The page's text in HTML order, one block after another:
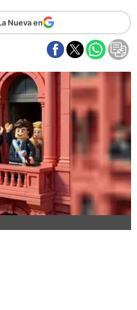
y finanzas
el campo
viral
Nueva en